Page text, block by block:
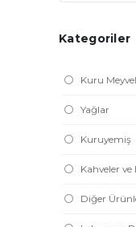
Kategoriler
Kuru
Yağlar
Kuruyemiş
Kahveler ve
Diğer